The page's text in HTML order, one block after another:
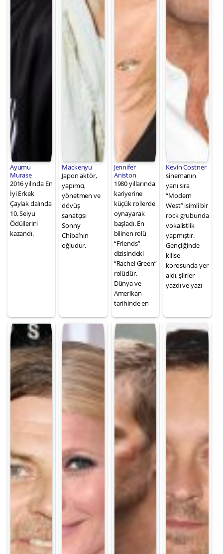
Ayumu
Murase
2016 yılında En
İyi Erkek
Çaylak dalında
10. Seiyu
Ödüllerini
kazandı.
Mackenyu
Japon aktör,
yapımcı,
yönetmen ve
dövüş
sanatçısı
Sonny
Chiba’nın
oğludur.
Jennifer
Aniston
1980 yıllarında
kariyerine
küçük rollerde
oynayarak
başladı. En
bilinen rolü
“Friends”
dizisindeki
“Rachel Green”
rolüdür.
Dünya ve
Amerikan
tarihinde en
Kevin Costner
sinemanın
yanı sıra
“Modern
West” isimli bir
rock grubunda
vokalistlik
yapmıştır.
Gençliğinde
kilise
korosunda yer
aldı, şiirler
yazdı ve yazı